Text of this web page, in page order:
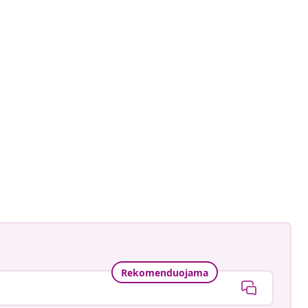
Rekomenduojama